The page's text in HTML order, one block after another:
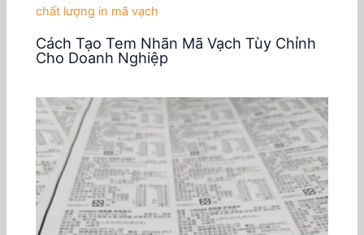
Cách Tạo Tem Nhãn Mã Vạch Tùy Chỉnh
Cho Doanh Nghiệp